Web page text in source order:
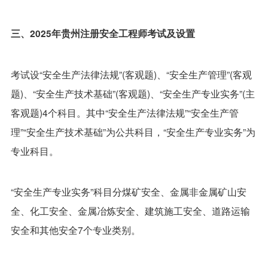
三、2025年贵州注册安全工程师考试及设置
考试设“安全生产法律法规”(客观题)、“安全生产管理”(客观
题)、“安全生产技术基础”(客观题)、“安全生产专业实务”(主
客观题)4个科目。其中“安全生产法律法规”“安全生产管
理”“安全生产技术基础”为公共科目，“安全生产专业实务”为
专业科目。
“安全生产专业实务”科目分煤矿安全、金属非金属矿山安
全、化工安全、金属冶炼安全、建筑施工安全、道路运输
安全和其他安全7个专业类别。